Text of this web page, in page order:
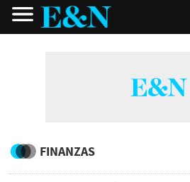
FINANZAS